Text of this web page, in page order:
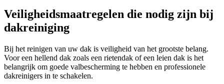
Veiligheidsmaatregelen die nodig zijn bij
dakreiniging
Bij het reinigen van uw dak is veiligheid van het grootste belang.
Voor een hellend dak zoals een rietendak of een leien dak is het
belangrijk om goede valbescherming te hebben en professionele
dakreinigers in te schakelen.